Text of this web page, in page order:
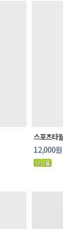
스포츠타
12,000원